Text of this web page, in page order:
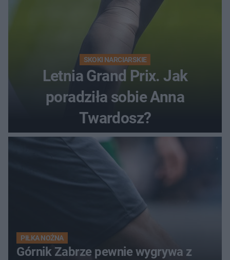
SKOKI NARCIARSKIE
Letnia Grand Prix. Jak
poradziła sobie Anna
Twardosz?
PIŁKA NOŻNA
Górnik Zabrze pewnie wygrywa z